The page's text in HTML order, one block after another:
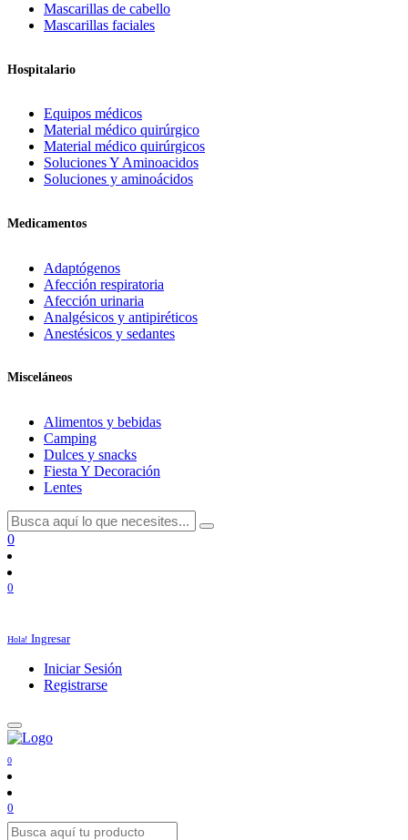
Mascarillas de cabello
Mascarillas faciales
Hospitalario
Equipos médicos
Material médico quirúrgico
Material médico quirúrgicos
Soluciones Y Aminoacidos
Soluciones y aminoácidos
Medicamentos
Adaptógenos
Afección respiratoria
Afección urinaria
Analgésicos y antipiréticos
Anestésicos y sedantes
Misceláneos
Alimentos y bebidas
Camping
Dulces y snacks
Fiesta Y Decoración
Lentes
0
0
Hola! Ingresar
Iniciar Sesión
Registrarse
0
0